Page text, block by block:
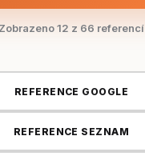
Zobrazeno 12 z 66 referencí
REFERENCE GOOGLE
REFERENCE SEZNAM